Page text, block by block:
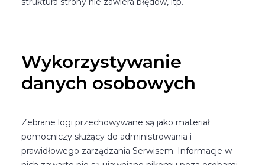
Wykorzystywanie
danych osobowych
Zebrane logi przechowywane są jako materiał
pomocniczy służący do administrowania i
prawidłowego zarządzania Serwisem. Informacje w